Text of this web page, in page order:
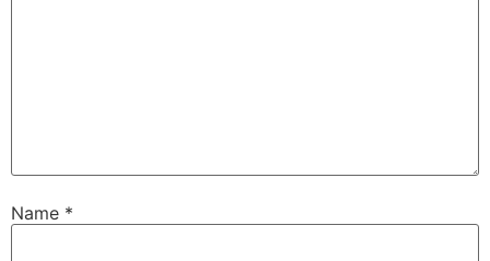
Name *